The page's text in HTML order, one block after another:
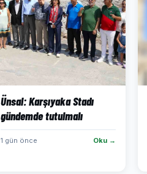
Ünsal: Karşıyaka Stadı
gündemde tutulmalı
1 gün önce Oku →